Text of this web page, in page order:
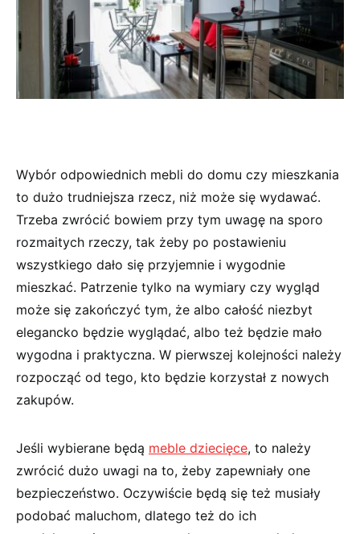
Wybór odpowiednich mebli do domu czy mieszkania
to dużo trudniejsza rzecz, niż może się wydawać.
Trzeba zwrócić bowiem przy tym uwagę na sporo
rozmaitych rzeczy, tak żeby po postawieniu
wszystkiego dało się przyjemnie i wygodnie
mieszkać. Patrzenie tylko na wymiary czy wygląd
może się zakończyć tym, że albo całość niezbyt
elegancko będzie wyglądać, albo też będzie mało
wygodna i praktyczna. W pierwszej kolejności należy
rozpocząć od tego, kto będzie korzystał z nowych
zakupów.
Jeśli wybierane będą meble dziecięce, to należy
zwrócić dużo uwagi na to, żeby zapewniały one
bezpieczeństwo. Oczywiście będą się też musiały
podobać maluchom, dlatego też do ich